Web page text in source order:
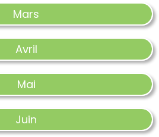
Mars
Avril
Mai
Juin